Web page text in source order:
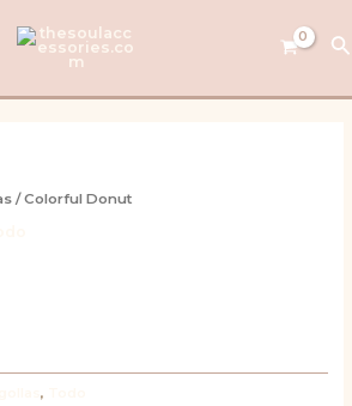
/ Colorful Donut
,